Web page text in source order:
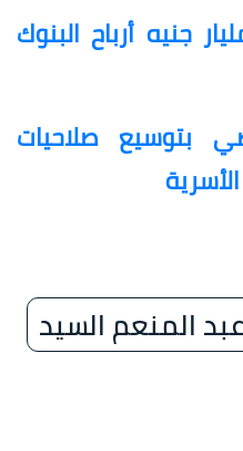
3 أشهر.. 218.4 مليار جنيه أرباح البنوك
بتوسيع صلاحيات
المنعم السيد